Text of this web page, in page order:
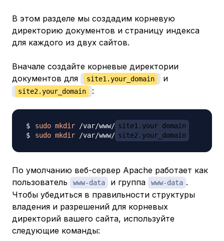
В этом разделе мы создадим корневую
директорию документов и страницу индекса
для каждого из двух сайтов.
Вначале создайте корневые директории
документов для
site1.your_domain и
site2.your_domain :
sudo mkdir /var/www/ site1.your_domain
sudo mkdir /var/www/ site2.your_domain
По умолчанию веб-сервер Apache работает как
пользователь
www-data и группа www-data .
Чтобы убедиться в правильности структуры
владения и разрешений для корневых
директорий вашего сайта, используйте
следующие команды: